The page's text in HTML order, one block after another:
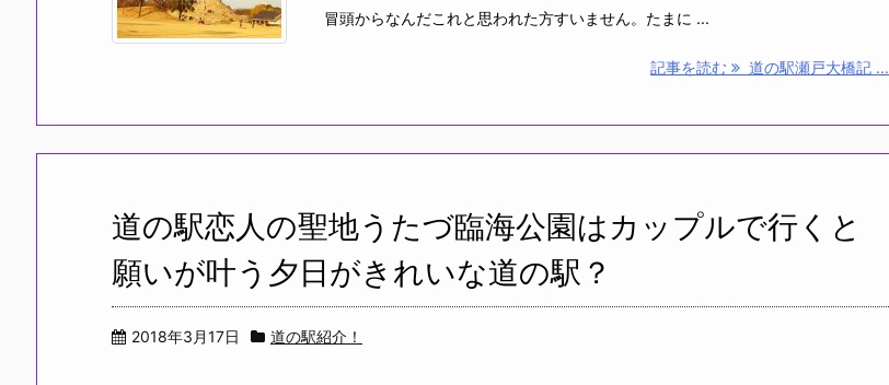
冒頭からなんだこれと思われた方すいません。たまに ...
記事を読む 道の駅瀬戸大橋記 ...
道の駅恋人の聖地うたづ臨海公園はカップルで行くと
願いが叶う夕日がきれいな道の駅？
2018年3月17日 道の駅紹介！